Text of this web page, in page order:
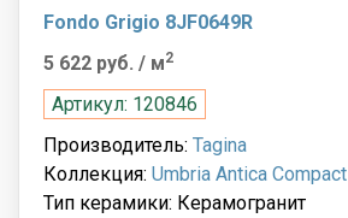
Fondo Grigio 8JF0649R
5 622 руб. / м2
Артикул: 120846
Производитель: Tagina
Коллекция: Umbria Antica Compact
Тип керамики: Керамогранит